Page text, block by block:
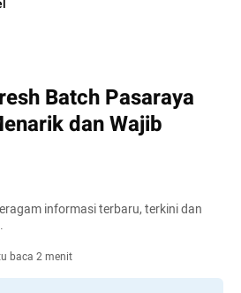
Batch Pasaraya
dan Wajib
informasi terbaru, terkini dan
baca 2 menit